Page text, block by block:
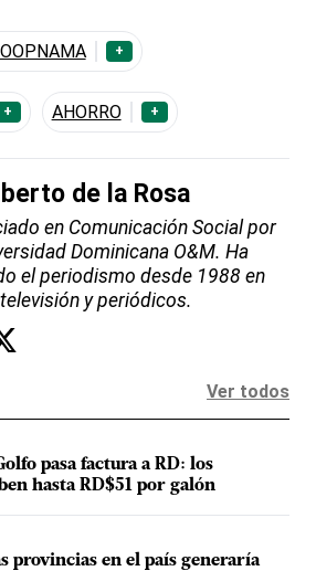
+
+ AHORRO +
de la Rosa
en Comunicación Social por
Dominicana O&M. Ha
el periodismo desde 1988 en
y periódicos.
Ver todos
pasa factura a RD: los
hasta RD$51 por galón
provincias en el país generaría